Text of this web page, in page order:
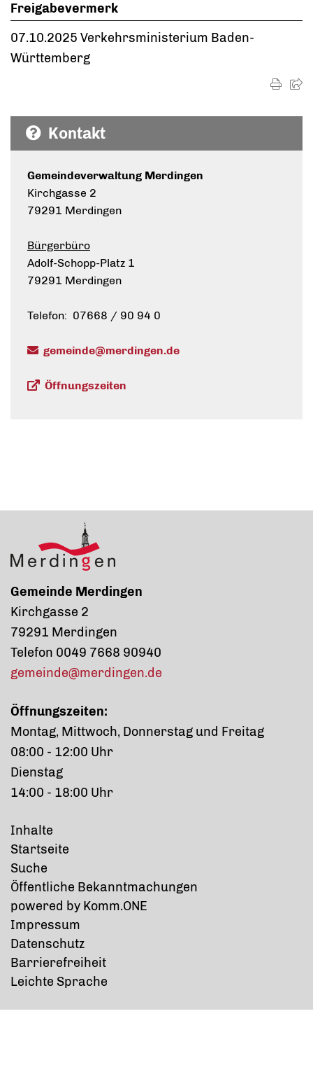
Freigabevermerk
07.10.2025 Verkehrsministerium Baden-
Württemberg
Kontakt
Gemeindeverwaltung Merdingen
Kirchgasse 2
79291 Merdingen
Bürgerbüro
Adolf-Schopp-Platz 1
79291 Merdingen
Telefon: 07668 / 90 94 0
gemeinde@merdingen.de
Öffnungszeiten
Gemeinde Merdingen
Kirchgasse 2
79291 Merdingen
Telefon 0049 7668 90940
gemeinde@merdingen.de
Öffnungszeiten:
Montag, Mittwoch, Donnerstag und Freitag
08:00 - 12:00 Uhr
Dienstag
14:00 - 18:00 Uhr
Inhalte
Startseite
Suche
Öffentliche Bekanntmachungen
powered by Komm.ONE
Impressum
Datenschutz
Barrierefreiheit
Leichte Sprache